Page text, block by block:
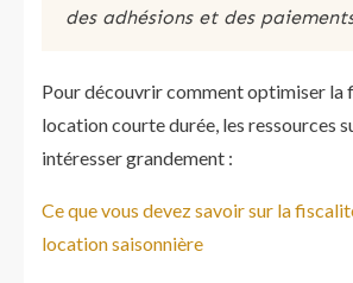
des adhésions et des
Pour découvrir comment optimiser la
location courte durée, les ressources
intéresser grandement :
Ce que vous devez savoir sur la
location saisonnière